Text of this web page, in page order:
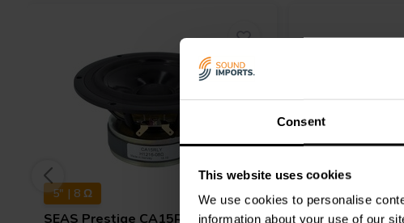
Consent
This website uses cookies
We use cookies to personalise
information about your use of our
5" | 8 Ω
SEAS Prestige CA15RLY - H1216-
7" | 8 Ω
SEASPrestige